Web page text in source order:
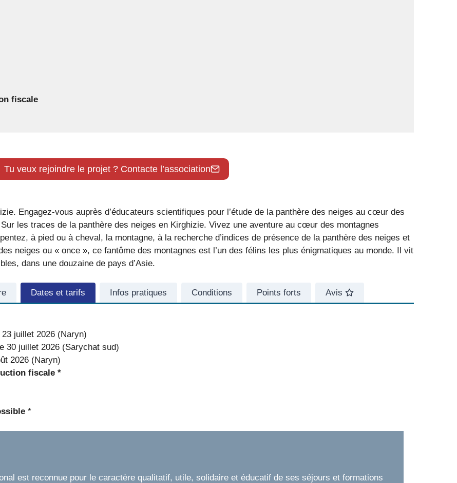
fiscale
Tu veux rejoindre le projet ? Contacte l’association
Engagez-vous auprès d’éducateurs scientifiques pour l’étude de la panthère des neiges au cœur des
les traces de la panthère des neiges en Kirghizie. Vivez une aventure au cœur des montagnes
à pied ou à cheval, la montagne, à la recherche d’indices de présence de la panthère des neiges et
neiges ou « once », ce fantôme des montagnes est l’un des félins les plus énigmatiques au monde. Il vit
dans une douzaine de pays d’Asie.
Dates et tarifs Infos pratiques Conditions Points forts Avis
juillet 2026 (Naryn)
30 juillet 2026 (Sarychat sud)
2026 (Naryn)
fiscale *
*
est reconnue pour le caractère qualitatif, utile, solidaire et éducatif de ses séjours et formations